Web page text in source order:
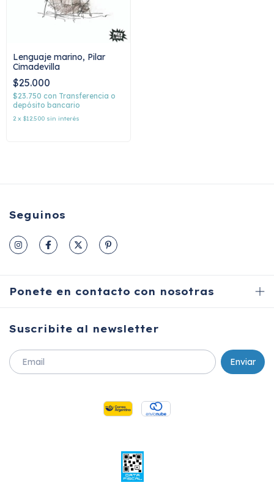
Lenguaje marino, Pilar
Cimadevilla
$25.000
$23.750 con Transferencia o
depósito bancario
2 x $12.500 sin interés
Seguinos
Ponete en contacto con nosotras
Suscribite al newsletter